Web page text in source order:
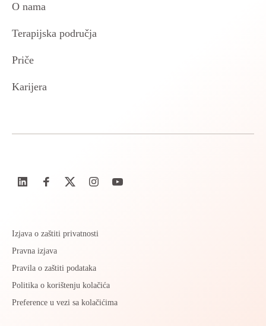
O nama
Terapijska područja
Priče
Karijera
Izjava o zaštiti privatnosti
Pravna izjava
Pravila o zaštiti podataka
Politika o korištenju kolačića
Preference u vezi sa kolačićima